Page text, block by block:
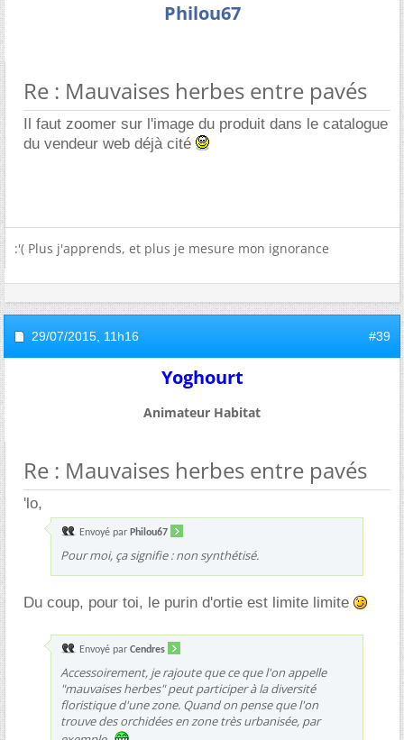
Philou67
Re : Mauvaises herbes entre pavés
Il faut zoomer sur l'image du produit dans le catalogue
du vendeur web déjà cité
:'( Plus j'apprends, et plus je mesure mon ignorance
29/07/2015, 11h16 #39
Yoghourt
Animateur Habitat
Re : Mauvaises herbes entre pavés
'lo,
Envoyé par Philou67
Pour moi, ça signifie : non synthétisé.
Du coup, pour toi, le purin d'ortie est limite limite
Envoyé par Cendres
Accessoirement, je rajoute que ce que l'on appelle
"mauvaises herbes" peut participer à la diversité
floristique d'une zone. Quand on pense que l'on
trouve des orchidées en zone très urbanisée, par